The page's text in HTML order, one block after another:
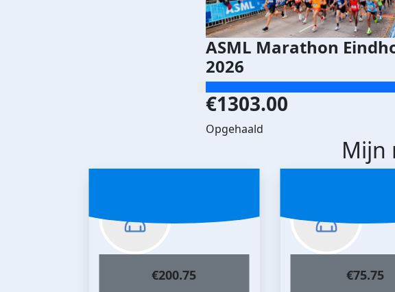
ASML Marathon
2026
€1303.00
Opgehaald
Mijn
€200.75 €75.75